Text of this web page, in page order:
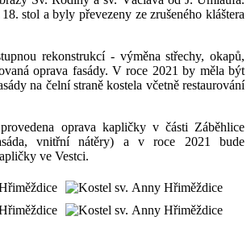
stol a byly převezeny ze zrušeného kláštera
rekonstrukcí - výměna střechy, okapů,
oprava fasády. V roce 2021 by měla být
na čelní straně kostela včetně restaurování
oprava kapličky v části Záběhlice
vnitřní nátěry) a v roce 2021 bude
ve Vestci.